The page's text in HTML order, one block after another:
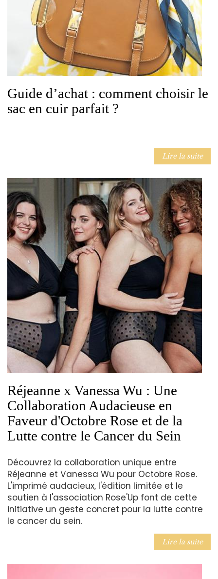
Guide d’achat : comment choisir le
sac en cuir parfait ?
Lire la suite
Réjeanne x Vanessa Wu : Une
Collaboration Audacieuse en
Faveur d'Octobre Rose et de la
Lutte contre le Cancer du Sein
Découvrez la collaboration unique entre
Réjeanne et Vanessa Wu pour Octobre Rose.
L'imprimé audacieux, l'édition limitée et le
soutien à l'association Rose'Up font de cette
initiative un geste concret pour la lutte contre
le cancer du sein.
Lire la suite